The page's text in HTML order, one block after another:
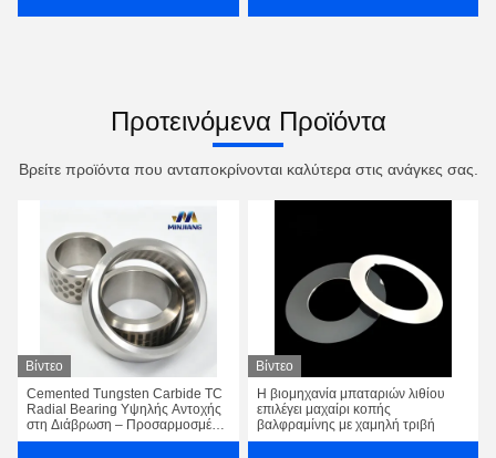
Προτεινόμενα Προϊόντα
Βρείτε προϊόντα που ανταποκρίνονται καλύτερα στις ανάγκες σας.
Βίντεο
Cemented Tungsten Carbide TC
Radial Bearing Υψηλής Αντοχής
στη Διάβρωση – Προσαρμοσμένο
για τη Βιομηχανία Εξόρυξης
Βίντεο
Η βιομηχανία μπαταριών λιθίου
επιλέγει μαχαίρι κοπής
βαλφραμίνης με χαμηλή τριβή